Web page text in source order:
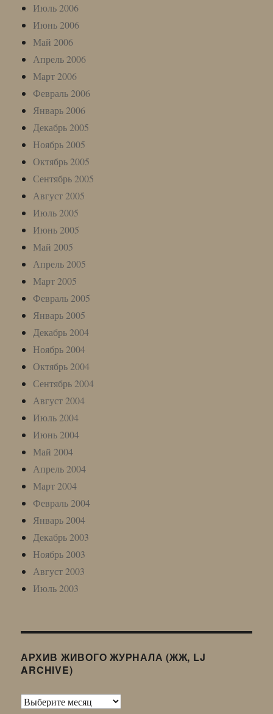
Июль 2006
Июнь 2006
Май 2006
Апрель 2006
Март 2006
Февраль 2006
Январь 2006
Декабрь 2005
Ноябрь 2005
Октябрь 2005
Сентябрь 2005
Август 2005
Июль 2005
Июнь 2005
Май 2005
Апрель 2005
Март 2005
Февраль 2005
Январь 2005
Декабрь 2004
Ноябрь 2004
Октябрь 2004
Сентябрь 2004
Август 2004
Июль 2004
Июнь 2004
Май 2004
Апрель 2004
Март 2004
Февраль 2004
Январь 2004
Декабрь 2003
Ноябрь 2003
Август 2003
Июль 2003
АРХИВ ЖИВОГО ЖУРНАЛА (ЖЖ, LJ
ARCHIVE)
Архив